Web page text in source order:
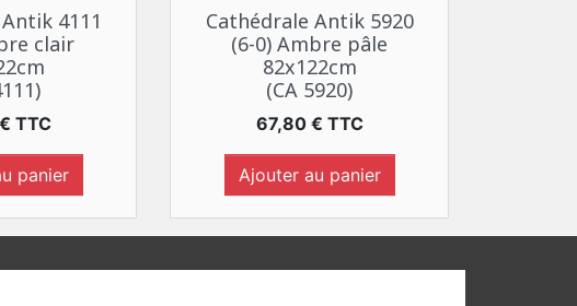
rapide 4111
clair
TTC
panier
 Aperçu rapide
Cathédrale Antik 5920
(6-0) Ambre pâle
82x122cm
(CA 5920)
Prix
67,80 € TTC
Ajouter au panier